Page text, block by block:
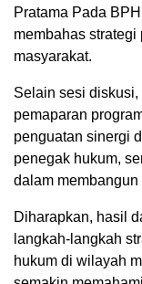
Pratama Pada
membahas
masyarakat.
Selain sesi
pemaparan
penguatan sinergi
penegak hukum,
dalam
Diharapkan, hasil
langkah-langkah
hukum di wilayah